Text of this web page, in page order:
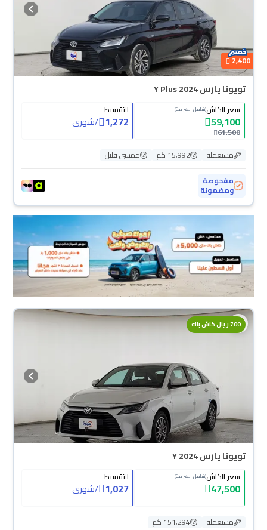
2,400
تويوتا يارس Y Plus 2024
سعر الكاش(شامل الضريبة)
59,100
61,500
التقسيط
1,272
/شهري
مستعملة 15,992 كم
ممشى قليل
مفحوصة
ومضمونة
700 ريال كاش باك
تويوتا يارس Y 2024
سعر الكاش(شامل الضريبة)
47,500
التقسيط
1,027
/شهري
مستعملة
151,294 كم